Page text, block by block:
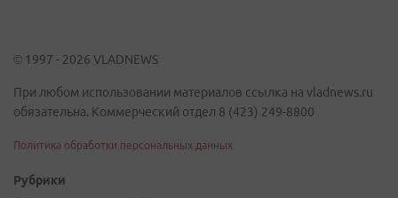
© 1997 - 2026 VLADNEWS
При любом использовании материалов ссылка на vladnews.ru
обязательна. Коммерческий отдел 8 (423) 249-8800
Политика обработки персональных данных
Рубрики